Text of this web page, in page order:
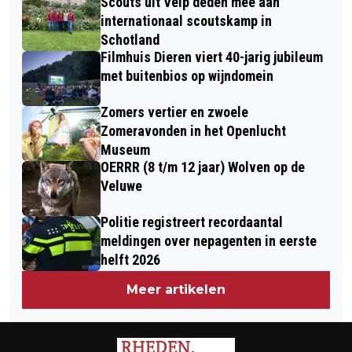
TREKT VEEL AANDACHT
internationaal scoutskamp in
Schotland
Filmhuis Dieren viert 40-jarig jubileum
met buitenbios op wijndomein
Zomers vertier en zwoele
Zomeravonden in het Openlucht
Museum
OERRR (8 t/m 12 jaar) Wolven op de
Veluwe
Politie registreert recordaantal
meldingen over nepagenten in eerste
helft 2026
Meer artikelen